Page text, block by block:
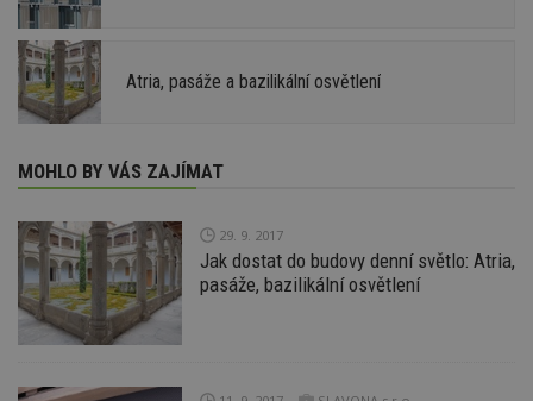
Atria, pasáže a bazilikální osvětlení
MOHLO BY VÁS ZAJÍMAT
29. 9. 2017
Jak dostat do budovy denní světlo: Atria,
pasáže, bazilikální osvětlení